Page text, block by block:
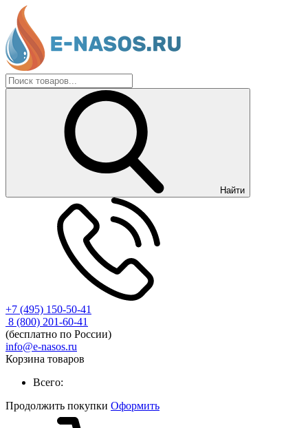
Найти
+7 (495) 150-50-41
8 (800) 201-60-41
(бесплатно по России)
info@e-nasos.ru
Корзина товаров
Всего:
Продолжить покупки Оформить